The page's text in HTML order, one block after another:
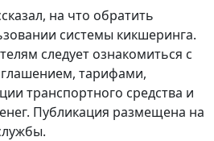
на что обратить
системы кикшеринга.
следует ознакомиться с
тарифами,
транспортного средства и
Публикация размещена на